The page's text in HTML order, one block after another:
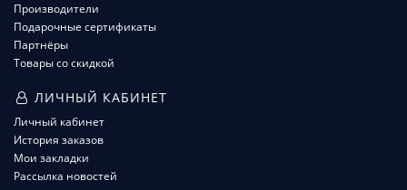
Производители
Подарочные сертификаты
Партнёры
Товары со скидкой
ЛИЧНЫЙ КАБИНЕТ
Личный кабинет
История заказов
Мои закладки
Рассылка новостей